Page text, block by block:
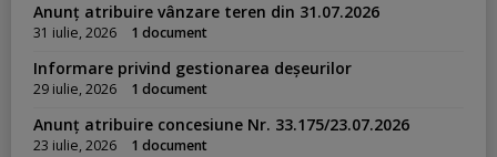
Anunț atribuire vânzare teren din 31.07.2026
31 iulie, 2026 1 document
Informare privind gestionarea deșeurilor
29 iulie, 2026 1 document
Anunț atribuire concesiune Nr. 33.175/23.07.2026
23 iulie, 2026 1 document